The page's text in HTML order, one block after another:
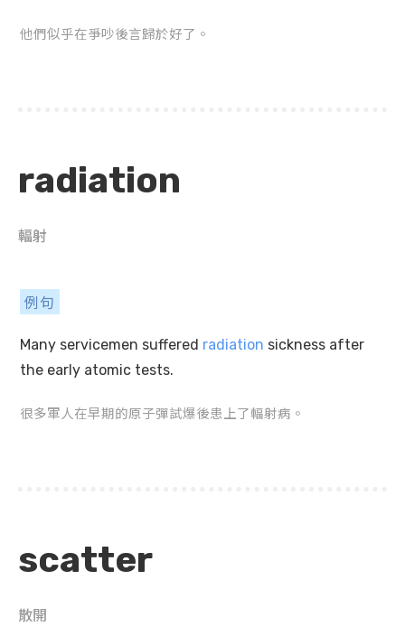
他們似乎在爭吵後言歸於好了。
radiation
輻射
例句
Many servicemen suffered radiation sickness after
the early atomic tests.
很多軍人在早期的原子彈試爆後患上了輻射病。
scatter
散開